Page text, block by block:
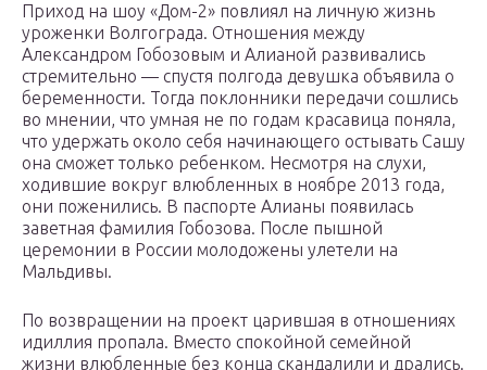
Приход на шоу «Дом-2» повлиял на личную жизнь
уроженки Волгограда. Отношения между
Александром Гобозовым и Алианой развивались
стремительно — спустя полгода девушка объявила о
беременности. Тогда поклонники передачи сошлись
во мнении, что умная не по годам красавица поняла,
что удержать около себя начинающего остывать Сашу
она сможет только ребенком. Несмотря на слухи,
ходившие вокруг влюбленных в ноябре 2013 года,
они поженились. В паспорте Алианы появилась
заветная фамилия Гобозова. После пышной
церемонии в России молодожены улетели на
Мальдивы.
По возвращении на проект царившая в отношениях
идиллия пропала. Вместо спокойной семейной
жизни влюбленные без конца скандалили и дрались.